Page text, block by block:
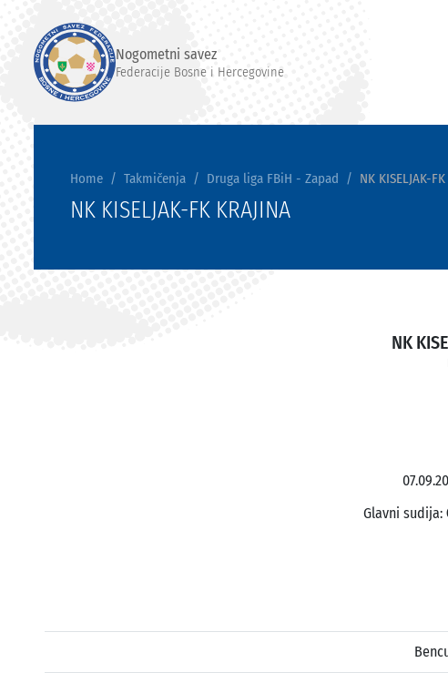
Nogometni savez
Federacije Bosne i Hercegovine
Home Takmičenja Druga liga FBiH - Zapad NK KISELJAK-
NK KISELJAK-FK KRAJINA
NK
Glavni sudija: